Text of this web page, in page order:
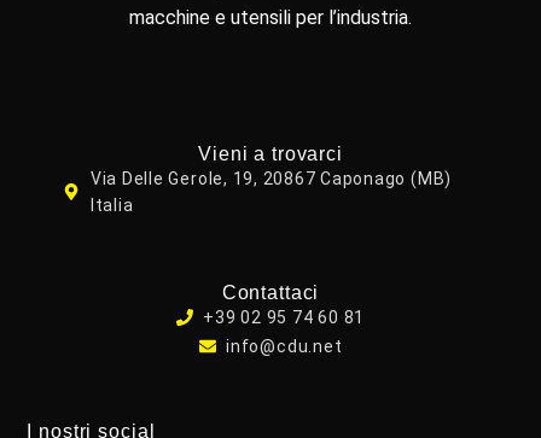
macchine e utensili per l’industria.
Vieni a trovarci
Via Delle Gerole, 19, 20867 Caponago (MB)
Italia
Contattaci
+39 02 95 74 60 81
info@cdu.net
I nostri social